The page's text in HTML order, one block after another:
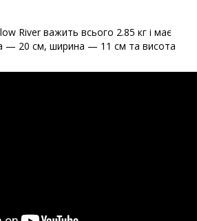
River важить всього 2.85 кг і має
— 20 см, ширина — 11 см та висота